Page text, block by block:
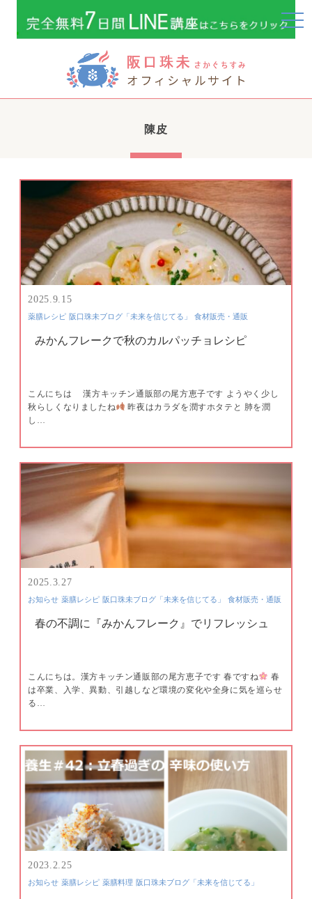
陳皮
2025.9.15
薬膳レシピ 阪口珠未ブログ「未来を信じてる」 食材販売・通販
みかんフレークで秋のカルパッチョレシピ
こんにちは 漢方キッチン通販部の尾方恵子です ようやく少し
秋らしくなりましたね
昨夜はカラダを潤すホタテと 肺を潤
し…
2025.3.27
お知らせ 薬膳レシピ 阪口珠未ブログ「未来を信じてる」 食材販売・通販
春の不調に『みかんフレーク』でリフレッシュ
こんにちは。漢方キッチン通販部の尾方恵子です 春ですね
春
は卒業、入学、異動、引越しなど環境の変化や全身に気を巡らせ
る…
2023.2.25
お知らせ 薬膳レシピ 薬膳料理 阪口珠未ブログ「未来を信じてる」